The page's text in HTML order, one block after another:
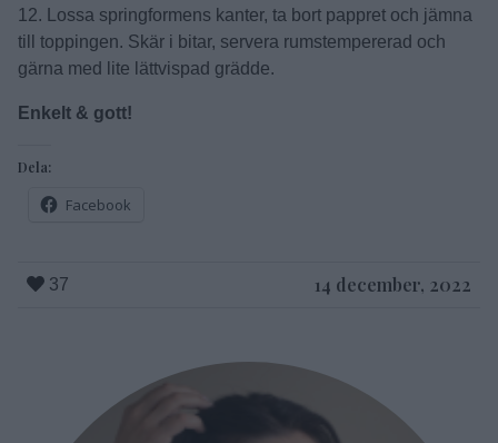
12. Lossa springformens kanter, ta bort pappret och jämna
till toppingen. Skär i bitar, servera rumstempererad och
gärna med lite lättvispad grädde.
Enkelt & gott!
Dela:
Facebook
37 14 december, 2022